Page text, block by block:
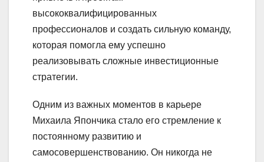
высококвалифицированных
профессионалов и создать сильную команду,
которая помогла ему успешно
реализовывать сложные инвестиционные
стратегии.
Одним из важных моментов в карьере
Михаила Япончика стало его стремление к
постоянному развитию и
самосовершенствованию. Он никогда не